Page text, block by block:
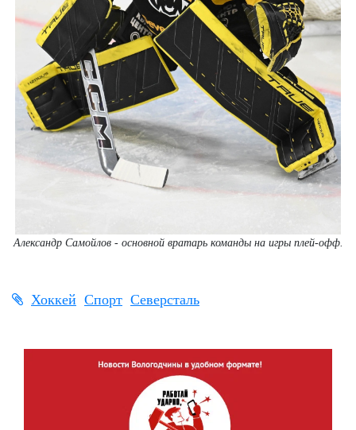
Александр Самойлов - основной вратарь команды на игры плей-офф.
Хоккей Спорт Северсталь